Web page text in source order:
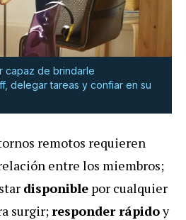
capaz de brindarle
delegar tareas y confiar en su
remotos requieren
entre los miembros;
disponible por cualquier
surgir;responder rápidoy